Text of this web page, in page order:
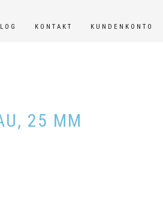
KONTAKT KUNDENKONTO
25 MM